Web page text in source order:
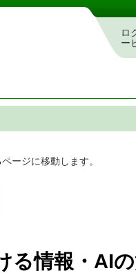
ロ
ー
ージに移動します。
る情報・AI